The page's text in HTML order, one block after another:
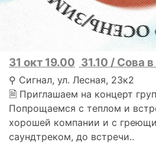
31 окт 19.00 31.10 / Сова
⚲ Сигнал, ул. Лесная, 23к2
🗎 Приглашаем на концерт
Попрощаемся с теплом и
хорошей компании и с
саундтреком, до встречи..